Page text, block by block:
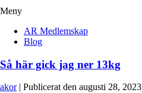
Meny
AR Medlemskap
Blog
Så här gick jag ner 13kg
akor| Publicerat den augusti 28, 2023